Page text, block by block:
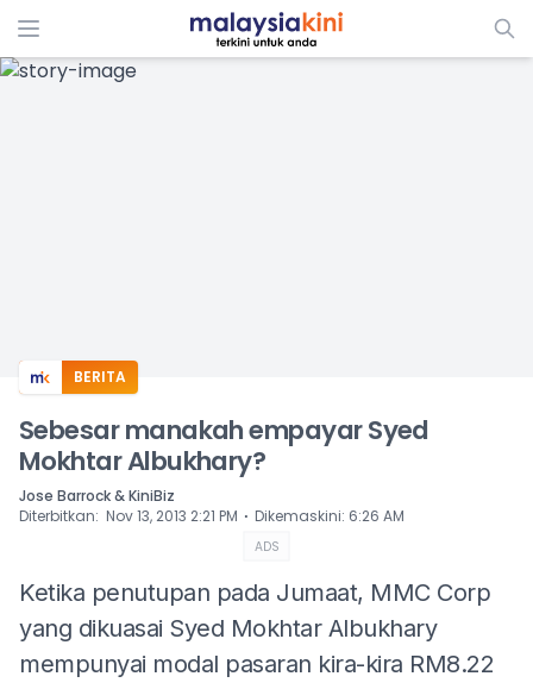
ADS
BERITA
Sebesar manakah empayar Syed
Mokhtar Albukhary?
Jose Barrock & KiniBiz
Diterbitkan: Nov 13, 2013 2:21 PM ⋅ Dikemaskini: 6:26 AM
ADS
Ketika penutupan pada Jumaat, MMC Corp
yang dikuasai Syed Mokhtar Albukhary
mempunyai modal pasaran kira-kira RM8.22